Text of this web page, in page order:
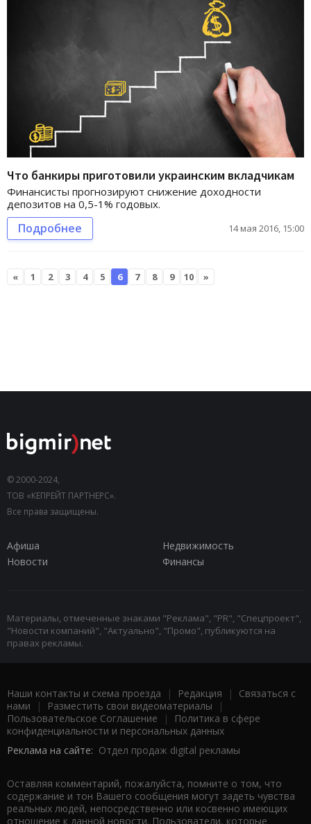
Что банкиры приготовили украинским вкладчикам
Финансисты прогнозируют снижение доходности
депозитов на 0,5-1% годовых.
Подробнее 14 мая 2016, 15:00
« 1 2 3 4 5 6 7 8 9 10 »
© 2000-2024,
ТОВ «КЕПРЕЙТ ПАРТНЕРС».
Все права защищены.
Афиша
Недвижимость
Новости
Финансы
Материалы, отмеченные знаками "Реклама", "PR", "Спецпроект",
"Новости компаний", "Актуально", "Промо", публикуются на
правах рекламы.
Наши контакты и схема проезда | Редакция | Связаться с
нами | Разместить свои видеоматериалы |
Пользовательское Соглашение |
Политика в сфере
конфиденциальности и персональных данных
Реклама на сайте: Отдел продаж digital рекламы
Оставляя комментарий, пожалуйста, помните о том, что
содержание и тон Вашего сообщения могут задеть чувства
реальных людей, непосредственно или косвенно имеющих
отношение к данной новости. Пользователи, которые